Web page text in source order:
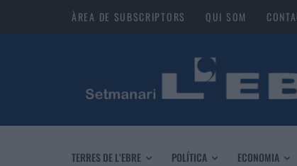
ÀREA DE SUBSCRIPTORS QUI SOM
TERRES DE L’EBRE POLÍTICA ECONOMIA